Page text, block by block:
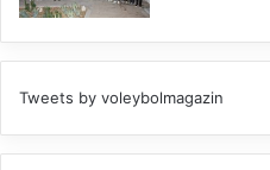
Tweets by voleybolmagazin